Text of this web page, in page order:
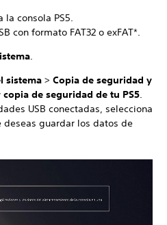
la consola PS5.
con formato FAT32 o exFAT*.
.
sistema > Copia de seguridad y
copia de seguridad de tu PS5.
USB conectadas, selecciona
deseas guardar los datos de